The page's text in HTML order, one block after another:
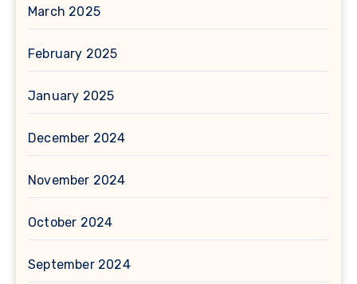
March 2025
February 2025
January 2025
December 2024
November 2024
October 2024
September 2024